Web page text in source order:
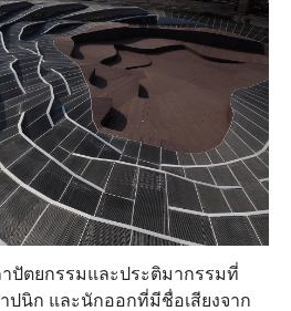
ปัตยกรรมและประติมากรรมที่
ปนิก และนักออกที่มีชื่อเสียงจาก